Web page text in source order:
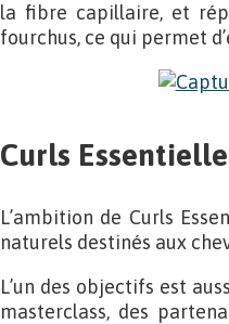
la fibre capillaire, et
fourchus, ce qui permet
Curls
L’ambition de Curls
naturels destinés aux
L’un des objectifs est
masterclass, des